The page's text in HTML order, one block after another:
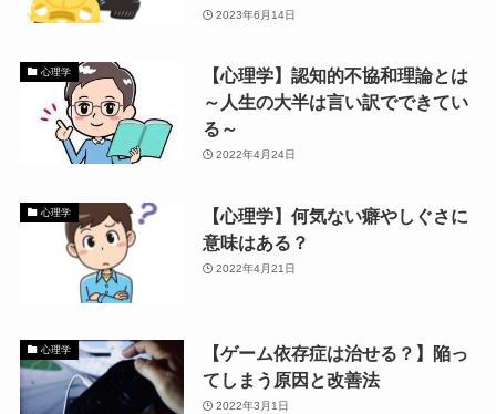
2023年6月14日
心理学
【心理学】認知的不協和理論とは
～人生の大半は言い訳でできてい
る～
2022年4月24日
心理学
【心理学】何気ない癖やしぐさに
意味はある？
2022年4月21日
心理学
【ゲーム依存症は治せる？】陥っ
てしまう原因と改善法
2022年3月1日